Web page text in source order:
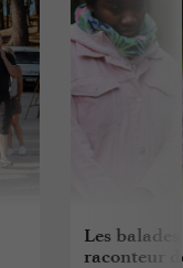
Les
raconteur